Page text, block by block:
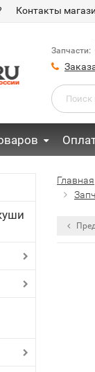
Контакты
Запчасти:
Главная